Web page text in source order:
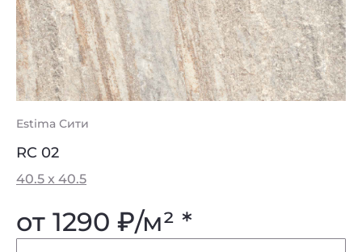
Estima Сити
RC 02
40.5 x 40.5
от 1290 ₽/м² *